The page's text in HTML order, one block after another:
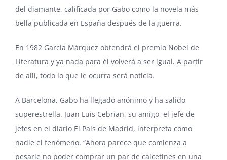
del diamante, calificada por Gabo como la novela más
bella publicada en España después de la guerra.
En 1982 García Márquez obtendrá el premio Nobel de
Literatura y ya nada para él volverá a ser igual. A partir
de allí, todo lo que le ocurra será noticia.
A Barcelona, Gabo ha llegado anónimo y ha salido
superestrella. Juan Luis Cebrian, su amigo, el jefe de
jefes en el diario El País de Madrid, interpreta como
nadie el fenómeno. “Ahora parece que comienza a
pesarle no poder comprar un par de calcetines en una